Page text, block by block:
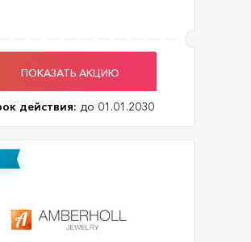
ПОКАЗАТЬ АКЦИЮ
действия: до 01.01.2030